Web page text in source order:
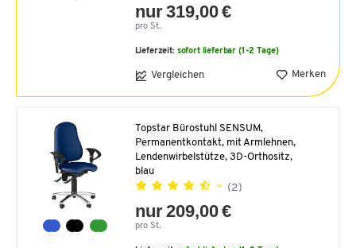
nur 319,00 €
pro St.
Lieferzeit: sofort lieferbar (1-2 Tage)
Vergleichen Merken
Topstar Bürostuhl SENSUM,
Permanentkontakt, mit Armlehnen,
Lendenwirbelstütze, 3D-Orthositz,
blau
(2)
nur 209,00 €
pro St.